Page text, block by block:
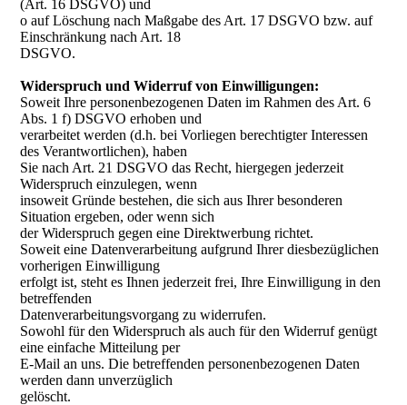
(Art. 16 DSGVO) und
o auf Löschung nach Maßgabe des Art. 17 DSGVO bzw. auf
Einschränkung nach Art. 18
DSGVO.
Widerspruch und Widerruf von Einwilligungen:
Soweit Ihre personenbezogenen Daten im Rahmen des Art. 6
Abs. 1 f) DSGVO erhoben und
verarbeitet werden (d.h. bei Vorliegen berechtigter Interessen
des Verantwortlichen), haben
Sie nach Art. 21 DSGVO das Recht, hiergegen jederzeit
Widerspruch einzulegen, wenn
insoweit Gründe bestehen, die sich aus Ihrer besonderen
Situation ergeben, oder wenn sich
der Widerspruch gegen eine Direktwerbung richtet.
Soweit eine Datenverarbeitung aufgrund Ihrer diesbezüglichen
vorherigen Einwilligung
erfolgt ist, steht es Ihnen jederzeit frei, Ihre Einwilligung in den
betreffenden
Datenverarbeitungsvorgang zu widerrufen.
Sowohl für den Widerspruch als auch für den Widerruf genügt
eine einfache Mitteilung per
E-Mail an uns. Die betreffenden personenbezogenen Daten
werden dann unverzüglich
gelöscht.